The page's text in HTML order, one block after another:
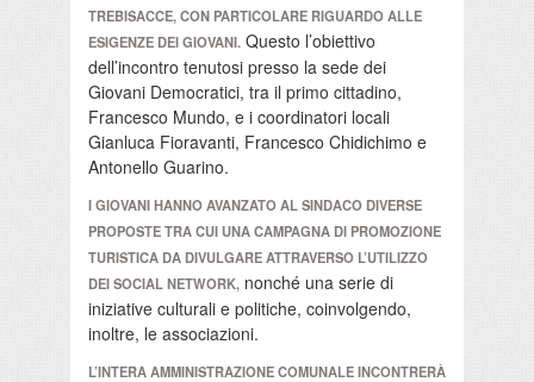
TREBISACCE, CON PARTICOLARE RIGUARDO ALLE
ESIGENZE DEI GIOVANI. Questo l’obiettivo
dell’incontro tenutosi presso la sede dei
Giovani Democratici, tra il primo cittadino,
Francesco Mundo, e i coordinatori locali
Gianluca Fioravanti, Francesco Chidichimo e
Antonello Guarino.
I GIOVANI HANNO AVANZATO AL SINDACO DIVERSE
PROPOSTE TRA CUI UNA CAMPAGNA DI PROMOZIONE
TURISTICA DA DIVULGARE ATTRAVERSO L’UTILIZZO
DEI SOCIAL NETWORK, nonché una serie di
iniziative culturali e politiche, coinvolgendo,
inoltre, le associazioni.
L’INTERA AMMINISTRAZIONE COMUNALE INCONTRERÀ